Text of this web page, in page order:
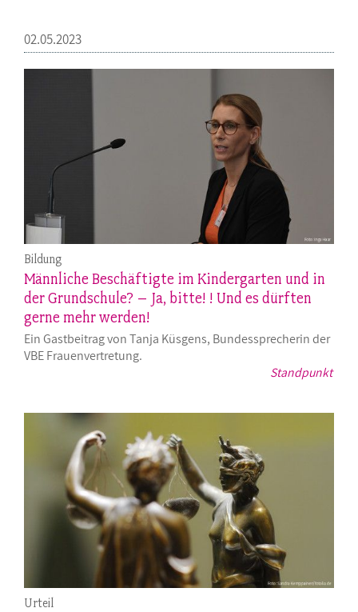
02.05.2023
Standpunkt
Bildung
Männliche Beschäftigte im Kindergarten und in
der Grundschule? – Ja, bitte! ! Und es dürften
gerne mehr werden!
Ein Gastbeitrag von Tanja Küsgens, Bundessprecherin der
VBE Frauenvertretung.
Urteil